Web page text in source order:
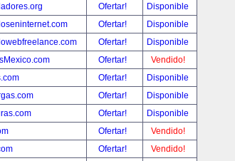
Ofertar!
Disponible
Ofertar!
Disponible
Ofertar!
Disponible
Ofertar!
Vendido!
Ofertar!
Disponible
Ofertar!
Disponible
Ofertar!
Disponible
Ofertar!
Vendido!
Ofertar!
Vendido!